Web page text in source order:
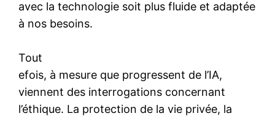
avec la technologie soit plus fluide et adaptée
à nos besoins.
Tout
efois, à mesure que progressent de l’IA,
viennent des interrogations concernant
l’éthique. La protection de la vie privée, la